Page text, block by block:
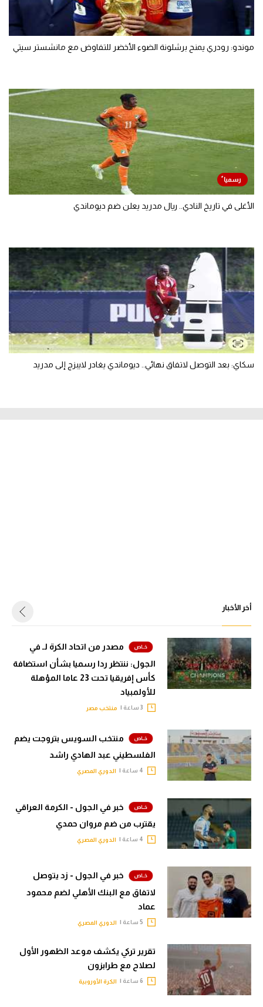
موندو: رودري يمنح برشلونة الضوء الأخضر للتفاوض مع مانشستر سيتي
الأغلى في تاريخ النادي.. ريال مدريد يعلن ضم ديوماندي
سكاي: بعد التوصل لاتفاق نهائي.. ديوماندي يغادر لايبزج إلى مدريد
أخر الأخبار
مصدر من اتحاد الكرة لـ في
الجول: ننتظر ردا رسميا بشأن استضافة
كأس إفريقيا تحت 23 عاما المؤهلة
للأولمبياد
منتخب مصر
منتخب السويس بتروجت يضم
الفلسطيني عبد الهادي راشد
الدوري المصري
خبر في الجول - الكرمة العراقي
يقترب من ضم مروان حمدي
الدوري المصري
خبر في الجول - زد يتوصل
لاتفاق مع البنك الأهلي لضم محمود
عماد
الدوري المصري
تقرير تركي يكشف موعد الظهور الأول
لصلاح مع طرابزون
الكرة الأوروبية